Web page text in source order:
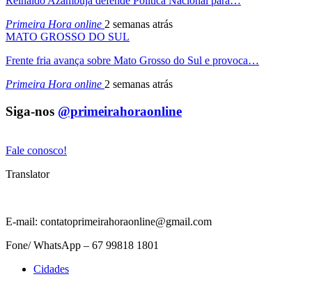
Primeira Hora online 2 semanas atrás
MATO GROSSO DO SUL
Frente fria avança sobre Mato Grosso do Sul e provoca…
Primeira Hora online 2 semanas atrás
Siga-nos @primeirahoraonline
Fale conosco!
Translator
E-mail: contatoprimeirahoraonline@gmail.com
Fone/ WhatsApp – 67 99818 1801
Cidades